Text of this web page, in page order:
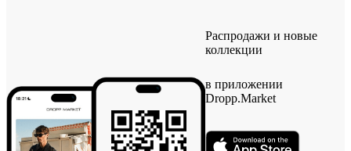
Распродажи и новые
коллекции
в приложении
Dropp.Market